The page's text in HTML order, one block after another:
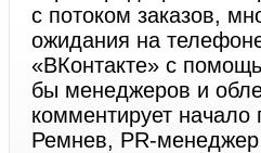
с потоком заказов,
ожидания на
«ВКонтакте» с
бы менеджеров и
комментирует
Ремнев, PR-